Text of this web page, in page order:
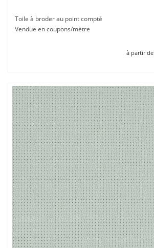
Toile à broder au point compté
Vendue en coupons/mètre
à partir de